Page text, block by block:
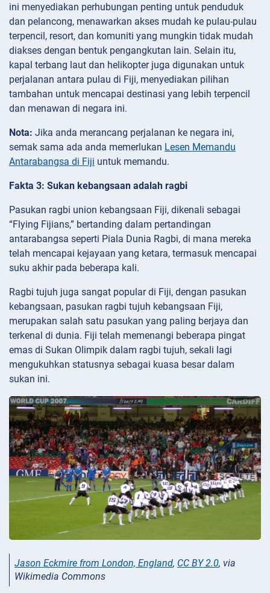
ini menyediakan perhubungan penting untuk penduduk
dan pelancong, menawarkan akses mudah ke pulau-pulau
terpencil, resort, dan komuniti yang mungkin tidak mudah
diakses dengan bentuk pengangkutan lain. Selain itu,
kapal terbang laut dan helikopter juga digunakan untuk
perjalanan antara pulau di Fiji, menyediakan pilihan
tambahan untuk mencapai destinasi yang lebih terpencil
dan menawan di negara ini.
Nota: Jika anda merancang perjalanan ke negara ini,
semak sama ada anda memerlukan Lesen Memandu
Antarabangsa di Fiji untuk memandu.
Fakta 3: Sukan kebangsaan adalah ragbi
Pasukan ragbi union kebangsaan Fiji, dikenali sebagai
“Flying Fijians,” bertanding dalam pertandingan
antarabangsa seperti Piala Dunia Ragbi, di mana mereka
telah mencapai kejayaan yang ketara, termasuk mencapai
suku akhir pada beberapa kali.
Ragbi tujuh juga sangat popular di Fiji, dengan pasukan
kebangsaan, pasukan ragbi tujuh kebangsaan Fiji,
merupakan salah satu pasukan yang paling berjaya dan
terkenal di dunia. Fiji telah memenangi beberapa pingat
emas di Sukan Olimpik dalam ragbi tujuh, sekali lagi
mengukuhkan statusnya sebagai kuasa besar dalam
sukan ini.
Jason Eckmire from London, England, CC BY 2.0, via
Wikimedia Commons